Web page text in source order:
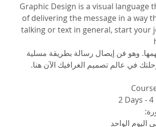
Graphic Design is a visual
of delivering the message in a
talking or text in general, start
وهو فن إيصال رسالة بطريقة مسلية
2 Days -